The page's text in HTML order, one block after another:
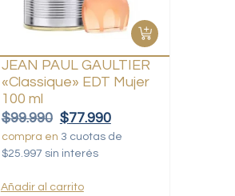
JEAN PAUL GAULTIER
«Classique» EDT Mujer
100 ml
$99.990 $77.990
compra en 3 cuotas de
$25.997 sin interés
Añadir al carrito